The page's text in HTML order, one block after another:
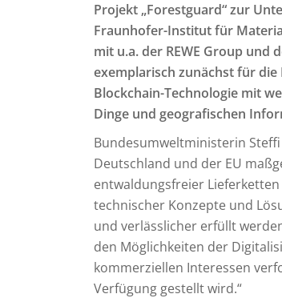
Projekt „Forestguard“ zur
Fraunhofer-Institut für
mit u.a. der REWE Group und
exemplarisch zunächst für
Blockchain-Technologie mit
Dinge und geografischen
Bundesumweltministerin
Deutschland und der EU
entwaldungsfreier
technischer Konzepte und
und verlässlicher erfüllt
den Möglichkeiten der
kommerziellen Interessen
Verfügung gestellt wird.“